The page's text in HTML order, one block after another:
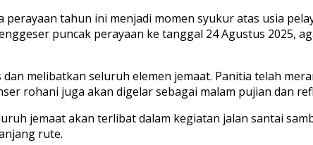
tahun ini menjadi momen syukur atas usia
puncak perayaan ke tanggal 24 Agustus 2025,
melibatkan seluruh elemen jemaat. Panitia telah
rohani juga akan digelar sebagai malam pujian dan
jemaat akan terlibat dalam kegiatan jalan santai
rute.